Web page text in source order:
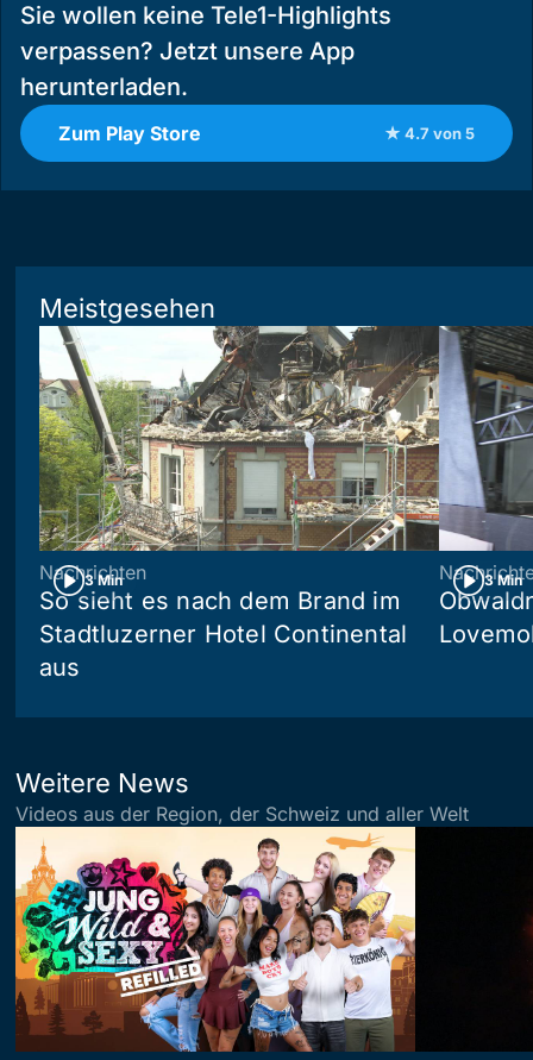
Sie wollen keine Tele1-Highlights
verpassen? Jetzt unsere App
herunterladen.
Zum Play Store ★ 4.7 von 5
Meistgesehen
3 Min
Nachrichten
So sieht es nach dem Brand im
Stadtluzerner Hotel Continental
aus
3 Min
Weitere News
Videos aus der Region, der Schweiz und aller Welt